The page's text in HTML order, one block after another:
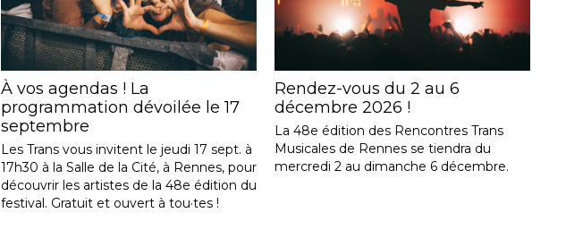
À vos agendas ! La
programmation dévoilée le 17
septembre
Les Trans vous invitent le jeudi 17 sept. à
17h30 à la Salle de la Cité, à Rennes, pour
découvrir les artistes de la 48e édition du
festival. Gratuit et ouvert à tou·tes !
Rendez-vous du 2 au 6
décembre 2026 !
La 48e édition des Rencontres Trans
Musicales de Rennes se tiendra du
mercredi 2 au dimanche 6 décembre.